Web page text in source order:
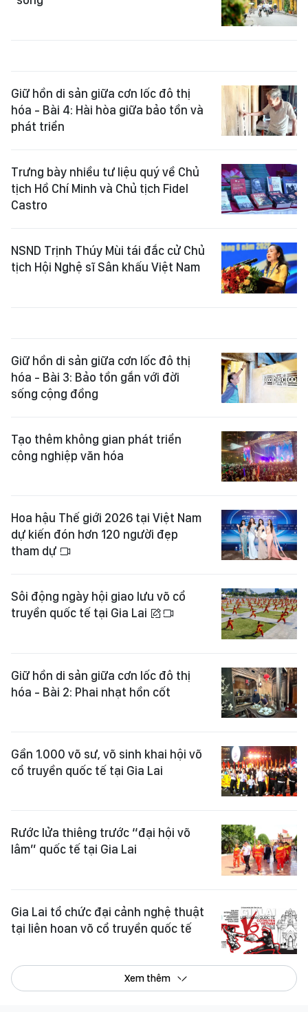
Giữ hồn di sản giữa cơn lốc đô thị
hóa - Bài 4: Hài hòa giữa bảo tồn và
phát triển
Trưng bày nhiều tư liệu quý về Chủ
tịch Hồ Chí Minh và Chủ tịch Fidel
Castro
NSND Trịnh Thúy Mùi tái đắc cử Chủ
tịch Hội Nghệ sĩ Sân khấu Việt Nam
Giữ hồn di sản giữa cơn lốc đô thị
hóa - Bài 3: Bảo tồn gắn với đời
sống cộng đồng
Tạo thêm không gian phát triển
công nghiệp văn hóa
Hoa hậu Thế giới 2026 tại Việt Nam
dự kiến đón hơn 120 người đẹp
tham dự
Sôi động ngày hội giao lưu võ cổ
truyền quốc tế tại Gia Lai
Giữ hồn di sản giữa cơn lốc đô thị
hóa - Bài 2: Phai nhạt hồn cốt
Gần 1.000 võ sư, võ sinh khai hội võ
cổ truyền quốc tế tại Gia Lai
Rước lửa thiêng trước “đại hội võ
lâm” quốc tế tại Gia Lai
Gia Lai tổ chức đại cảnh nghệ thuật
tại liên hoan võ cổ truyền quốc tế
Xem thêm